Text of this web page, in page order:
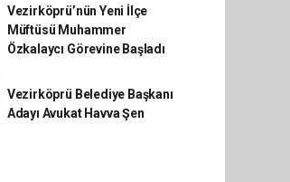
Vezirköprü’nün Yeni İlçe
Müftüsü Muhammer
Özkalaycı Görevine Başladı
Vezirköprü Belediye Başkanı
Adayı Avukat Havva Şen